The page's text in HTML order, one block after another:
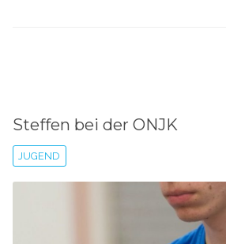
Steffen bei der ONJK
JUGEND